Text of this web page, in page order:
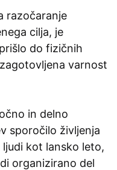
razočaranje
cilja, je
do fizičnih
varnost
in delno
sporočilo življenja
kot lansko leto,
organizirano del